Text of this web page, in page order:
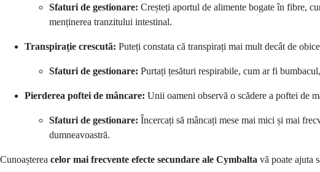
Sfaturi de gestionare: Creșteți aportul de alimente bogate în fibre,
menținerea tranzitului intestinal.
Transpirație crescută: Puteți constata că transpirați mai mult decât de
Sfaturi de gestionare: Purtați țesături respirabile, cum ar fi
Pierderea poftei de mâncare: Unii oameni observă o scădere a poftei de
Sfaturi de gestionare: Încercați să mâncați mese mai mici și mai
dumneavoastră.
Cunoașterea celor mai frecvente efecte secundare ale Cymbalta vă poate ajuta